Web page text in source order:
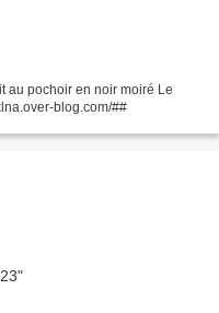
au pochoir en noir moiré Le
blog.com/##